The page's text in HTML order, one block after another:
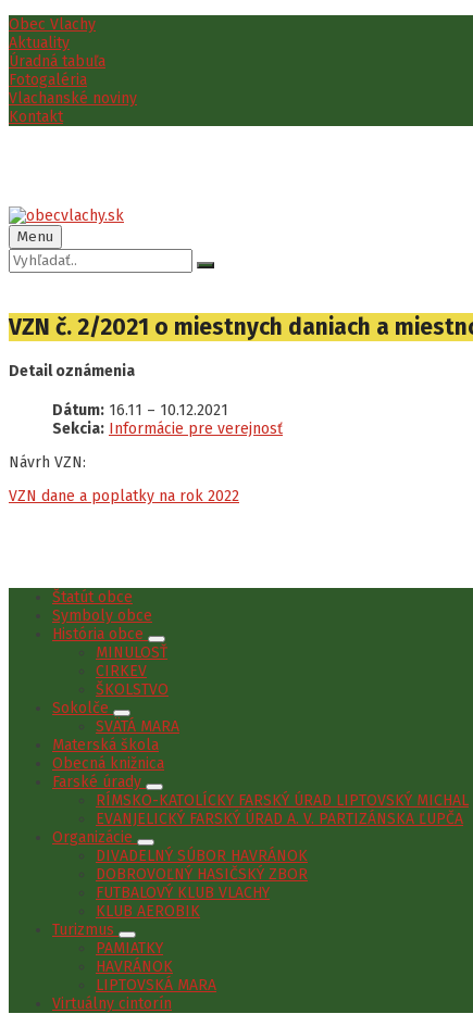
Preskočiť
na
obsah
Preskočiť
na
ľavý
panel
Preskočiť
na
pätičku
Obec Vlachy
Aktuality
Úradná tabuľa
Fotogaléria
Vlachanské noviny
Kontakt
Menu
Vyhľadávanie:
VZN č. 2/2021 o miestnych daniach a
Detail oznámenia
Dátum: 16.11 – 10.12.2021
Sekcia: Informácie pre verejnosť
Návrh VZN:
VZN dane a poplatky na rok 2022
Štatút obce
Symboly obce
História obce
MINULOSŤ
CIRKEV
ŠKOLSTVO
Sokolče
SVÄTÁ MARA
Materská škola
Obecná knižnica
Farské úrady
RÍMSKO-KATOLÍCKY FARSKÝ ÚRAD LIPTOVSKÝ MICHAL
EVANJELICKÝ FARSKÝ ÚRAD A. V. PARTIZÁNSKA ĽUPČA
Organizácie
DIVADELNÝ SÚBOR HAVRÁNOK
DOBROVOĽNÝ HASIČSKÝ ZBOR
FUTBALOVÝ KLUB VLACHY
KLUB AEROBIK
Turizmus
PAMIATKY
HAVRÁNOK
LIPTOVSKÁ MARA
Virtuálny cintorín